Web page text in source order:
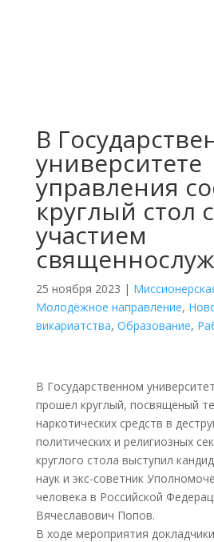
В
университете
управления
круглый стол с
участием
25 ноября 2023 |
Молодёжное направление,
викариатства, Образование,
В Государственном
прошел круглый, посвященый
наркотических средств в
политических и религиозных
круглого стола выступил
наук и экс-советник
человека в Российской
Вячеславович Попов.
В ходе мероприятия